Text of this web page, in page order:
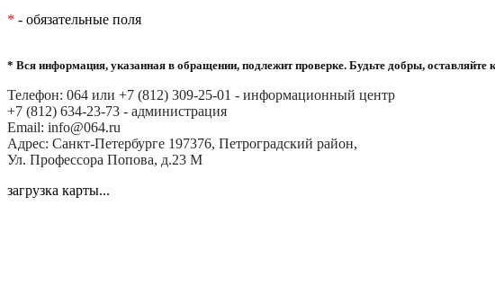
* - обязательные поля
* Вся информация, указанная в обращении, подлежит проверке. Будьте добры,
Телефон: 064 или +7 (812) 309-25-01 - информационный центр
+7 (812) 634-23-73 - администрация
Email: info@064.ru
Адрес: Санкт-Петербурге 197376, Петроградский район,
Ул. Профессора Попова, д.23 М
загрузка карты...